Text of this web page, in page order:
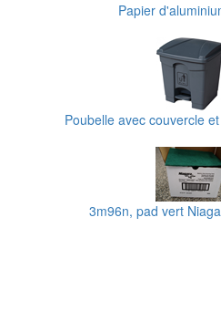
Papier
Poubelle avec couvercle
3m96n, pad vert